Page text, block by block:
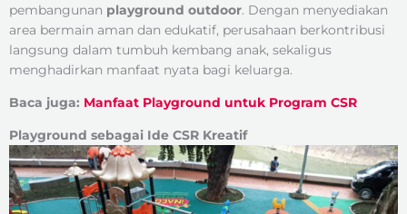
pembangunan playground outdoor. Dengan menyediakan
area bermain aman dan edukatif, perusahaan berkontribusi
langsung dalam tumbuh kembang anak, sekaligus
menghadirkan manfaat nyata bagi keluarga.
Baca juga: Manfaat Playground untuk Program CSR
Playground sebagai Ide CSR Kreatif